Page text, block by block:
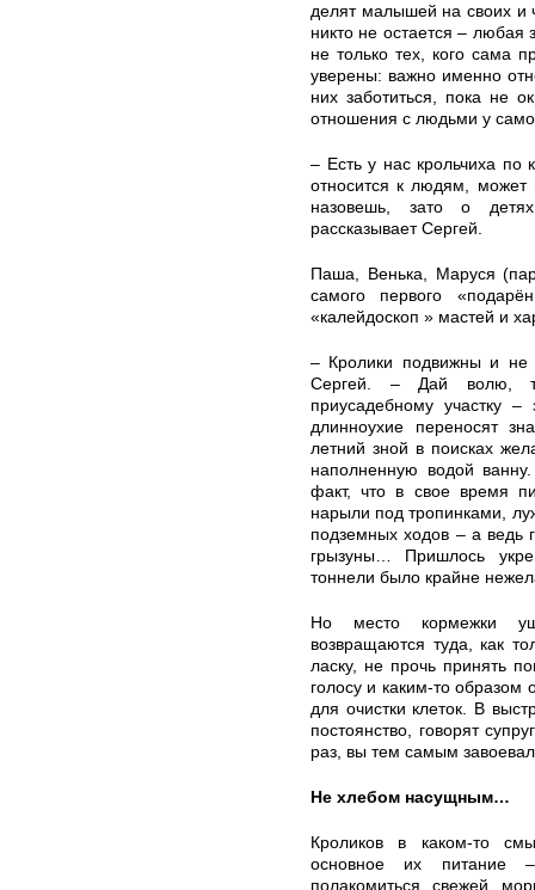
делят малышей на своих и
никто не остается – любая
не только тех, кого сама
уверены: важно именно
них заботиться, пока не
отношения с людьми у
– Есть у нас крольчиха по
относится к людям,
назовешь, зато о
рассказывает Сергей.
Паша, Венька, Маруся
самого первого
«калейдоскоп » мастей и
– Кролики подвижны и не
Сергей. – Дай волю,
приусадебному участку
длинноухие переносят
летний зной в поисках
наполненную водой
факт, что в свое время
нарыли под тропинками,
подземных ходов – а ведь
грызуны… Пришлось
тоннели было крайне
Но место кормежки
возвращаются туда, как
ласку, не прочь принять
голосу и каким-то
для очистки клеток. В
постоянство, говорят
раз, вы тем самым
Не хлебом насущным…
Кроликов в каком-то
основное их питание
полакомиться свежей